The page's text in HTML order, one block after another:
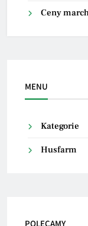
Ceny
MENU
Kategorie
Husfarm
POLECAMY